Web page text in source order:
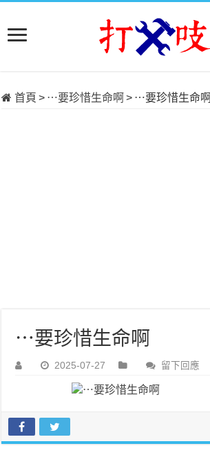
首頁 > ⋯要珍惜生命啊 > ⋯要珍惜生命啊
⋯要珍惜生命啊
2025-07-27 留下回應